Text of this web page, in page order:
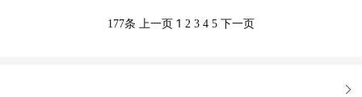
177条 上一页 1 2 3 4 5 下一页
